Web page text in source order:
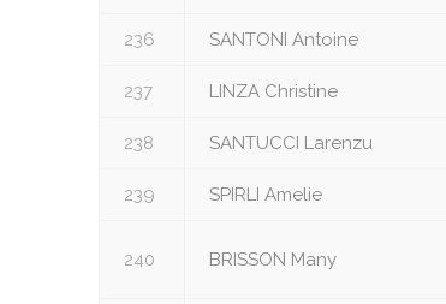
236 SANTONI Antoine
237 LINZA Christine
238 SANTUCCI Larenzu
239 SPIRLI Amelie
240 BRISSON Many